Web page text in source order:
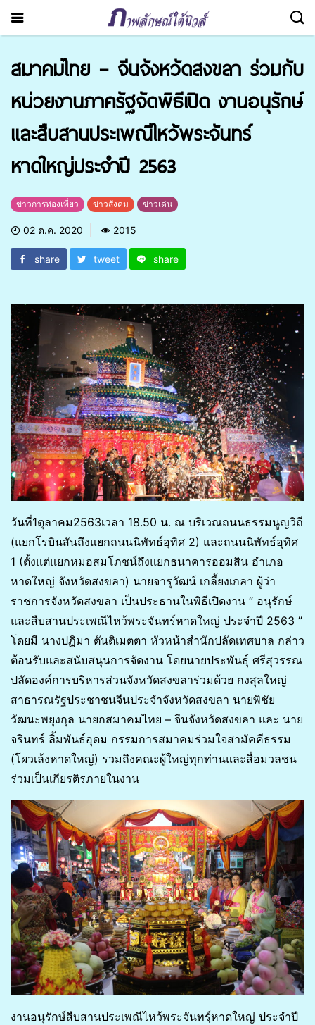
สมาคมไทย – จีนจังหวัดสงขลา ร่วมกับ
หน่วยงานภาครัฐจัดพิธีเปิด งานอนุรักษ์
และสืบสานประเพณีไหว้พระจันทร์
หาดใหญ่ประจำปี 2563
ข่าวการท่องเที่ยว ข่าวสังคม ข่าวเด่น
02 ต.ค. 2020 2015
share tweet share
วันที่1ตุลาคม2563เวลา 18.50 น. ณ บริเวณถนนธรรมนูญวิถี
(แยกโรบินสันถึงแยกถนนนิพัทธ์อุทิศ 2) และถนนนิพัทธ์อุทิศ
1 (ตั้งแต่แยกหมอสมโภชน์ถึงแยกธนาคารออมสิน อำเภอ
หาดใหญ่ จังหวัดสงขลา) นายจารุวัฒน์ เกลี้ยงเกลา ผู้ว่า
ราชการจังหวัดสงขลา เป็นประธานในพิธีเปิดงาน “ อนุรักษ์
และสืบสานประเพณีไหว้พระจันทร์หาดใหญ่ ประจำปี 2563 ”
โดยมี นางปฏิมา ตันติเมตตา หัวหน้าสำนักปลัดเทศบาล กล่าว
ต้อนรับและสนับสนุนการจัดงาน โดยนายประพันธุ์ ศรีสุวรรณ
ปลัดองค์การบริหารส่วนจังหวัดสงขลาร่วมด้วย กงสุลใหญ่
สาธารณรัฐประชาชนจีนประจำจังหวัดสงขลา นายพิชัย
วัฒนะพยุงกุล นายกสมาคมไทย – จีนจังหวัดสงขลา และ นาย
จรินทร์ ลิ้มพันธ์อุดม กรรมการสมาคมร่วมใจสามัคคีธรรม
(โผวเล้งหาดใหญ่) รวมถึงคณะผู้ใหญ่ทุกท่านและสื่อมวลชน
ร่วมเป็นเกียรติรภายในงาน
งานอนุรักษ์สืบสานประเพณีไหว้พระจันทรฺ์หาดใหญ่ ประจำปี